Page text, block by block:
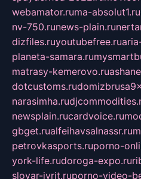
webamator.ruma-absolut1.ru
nv-750.runews-plain.ru
dizfiles.ruyoutubefree.ru
planeta-samara.ru
matrasy-kemerovo.ru
dotcustoms.ru
narasimha.ru
newsplain.rucardvoice.ru
gbget.rualfeihavsalnassr.ru
petrovkasports.ruporno-
york-life.rudoroga-expo.ru
slovar-ivrit.ruporno-video-